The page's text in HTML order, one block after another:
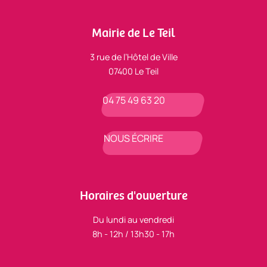
Mairie de Le Teil
3 rue de l’Hôtel de Ville
07400 Le Teil
04 75 49 63 20
NOUS ÉCRIRE
Horaires d'ouverture
Du lundi au vendredi
8h - 12h / 13h30 - 17h